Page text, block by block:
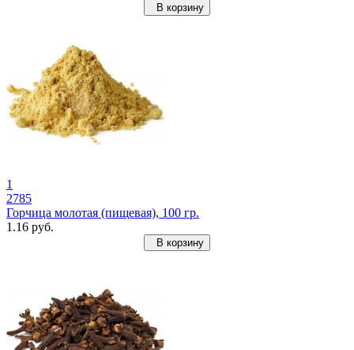
В корзину
1
2785
Горчица молотая (пищевая), 100 гр.
1.16 руб.
В корзину